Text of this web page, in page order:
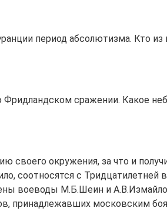
период абсолютизма. Кто
сражении. Какое
своего окружения, за что и
соотносятся с
воеводы М.Б.Шеин и
принадлежавших московским